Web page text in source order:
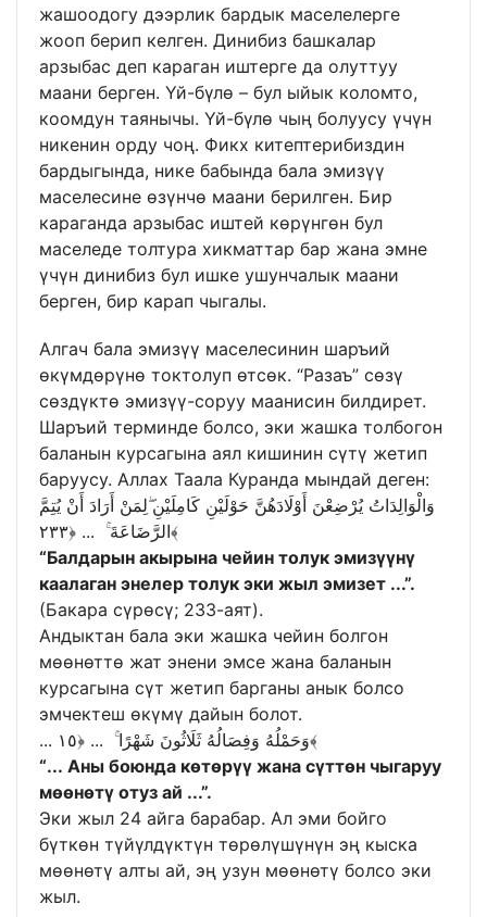
жашоодогу дээрлик бардык маселелерге
жооп берип келген. Динибиз башкалар
арзыбас деп караган иштерге да олуттуу
маани берген. Үй-бүлө – бул ыйык коломто,
коомдун таянычы. Үй-бүлө чың болуусу үчүн
никенин орду чоң. Фикх китептерибиздин
бардыгында, нике бабында бала эмизүү
маселесине өзүнчө маани берилген. Бир
караганда арзыбас иштей көрүнгөн бул
маселеде толтура хикматтар бар жана эмне
үчүн динибиз бул ишке ушунчалык маани
берген, бир карап чыгалы.
Алгач бала эмизүү маселесинин шаръий
өкүмдөрүнө токтолуп өтсөк. “Разаъ” сөзү
сөздүктө эмизүү-соруу маанисин билдирет.
Шаръий терминде болсо, эки жашка толбогон
баланын курсагына аял кишинин сүтү жетип
баруусу. Аллах Таала Куранда мындай деген:
وَالْوَالِدَاتُ يُرْضِعْنَ أَوْلَادَهُنَّ حَوْلَيْنِ كَامِلَيْنِ ۖلِمَنْ أَرَادَ أَنْ يُتِمَّ
الرَّضَاعَةَ ۚ ... ﴿٢٣٣﴾
“Балдарын акырына чейин толук эмизүүнү
каалаган энелер толук эки жыл эмизет ...”.
(Бакара сүрөсү; 233-аят).
Андыктан бала эки жашка чейин болгон
мөөнөттө жат энени эмсе жана баланын
курсагына сүт жетип барганы анык болсо
эмчектеш өкүмү дайын болот.
... وَحَمْلُهُ وَفِصَالُهُ ثَلَاثُونَ شَهْرًا ۚ ... ﴿١٥﴾
“... Аны боюнда көтөрүү жана сүттөн чыгаруу
мөөнөтү отуз ай ...”.
Эки жыл 24 айга барабар. Ал эми бойго
бүткөн түйүлдүктүн төрөлүшүнүн эң кыска
мөөнөтү алты ай, эң узун мөөнөтү болсо эки
жыл.